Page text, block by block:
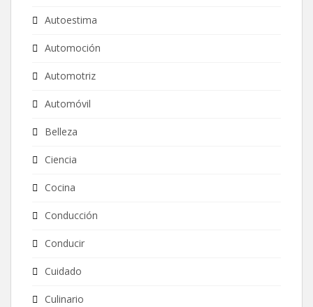
Autoestima
Automoción
Automotriz
Automóvil
Belleza
Ciencia
Cocina
Conducción
Conducir
Cuidado
Culinario